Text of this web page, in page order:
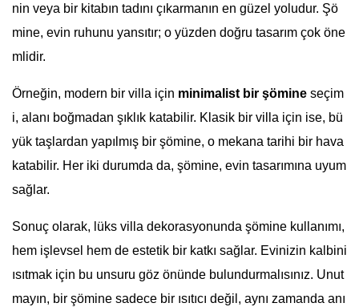
nin veya bir kitabın tadını çıkarmanın en güzel yoludur. Şö
mine, evin ruhunu yansıtır; o yüzden doğru tasarım çok öne
mlidir.
Örneğin, modern bir villa için minimalist bir şömine seçim
i, alanı boğmadan şıklık katabilir. Klasik bir villa için ise, bü
yük taşlardan yapılmış bir şömine, o mekana tarihi bir hava
katabilir. Her iki durumda da, şömine, evin tasarımına uyum
sağlar.
Sonuç olarak, lüks villa dekorasyonunda şömine kullanımı,
hem işlevsel hem de estetik bir katkı sağlar. Evinizin kalbini
ısıtmak için bu unsuru göz önünde bulundurmalısınız. Unut
mayın, bir şömine sadece bir ısıtıcı değil, aynı zamanda anı